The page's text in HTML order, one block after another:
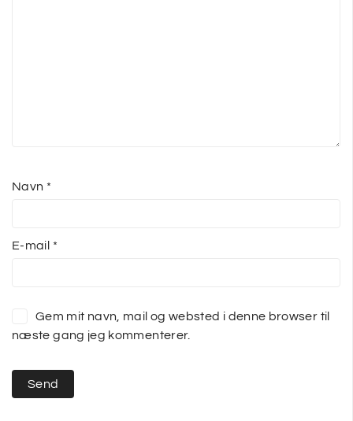
Navn *
E-mail *
Gem mit navn, mail og websted i denne browser til
næste gang jeg kommenterer.